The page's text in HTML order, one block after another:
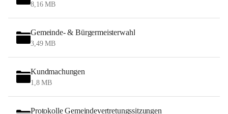
8,16 MB
Gemeinde- & Bürgermeisterwahl
3,49 MB
Kundmachungen
1,8 MB
Protokolle Gemeindevertretungssitzungen